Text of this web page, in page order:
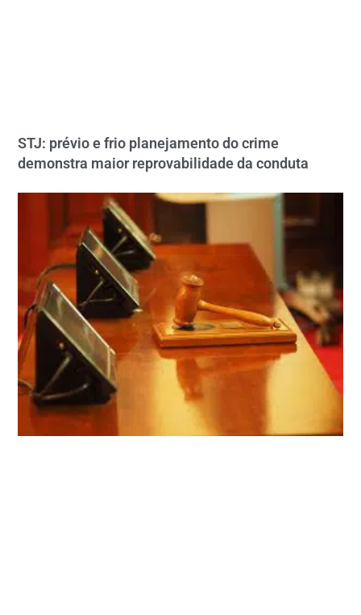
STJ: prévio e frio planejamento do crime
demonstra maior reprovabilidade da conduta